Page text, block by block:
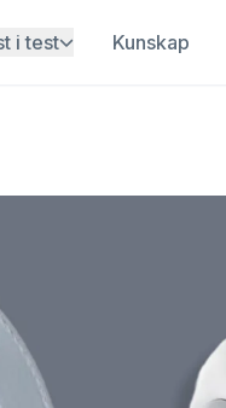
i test Kunskap